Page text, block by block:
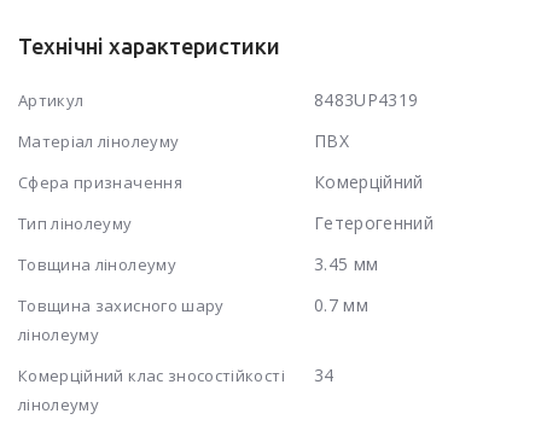
Технічні характеристики
Артикул 8483UP4319
Матеріал лінолеуму ПВХ
Сфера призначення Комерційний
Тип лінолеуму Гетерогенний
Товщина лінолеуму 3.45 мм
Товщина захисного шару
лінолеуму
0.7 мм
Комерційний клас зносостійкості
лінолеуму
34